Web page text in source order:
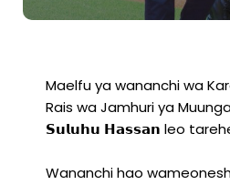
Maelfu ya wananchi wa
Rais wa Jamhuri ya
𝗦𝘂𝗹𝘂𝗵𝘂 𝗛𝗮𝘀𝘀𝗮𝗻 leo
Wananchi hao